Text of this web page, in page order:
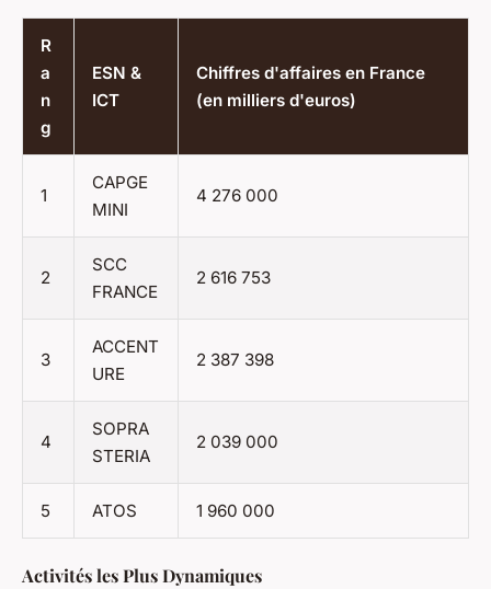
R
a
n
g
ESN &
ICT
Chiffres d'affaires en France
(en milliers d'euros)
1
CAPGE
MINI
4 276 000
2
SCC
FRANCE
2 616 753
3
ACCENT
URE
2 387 398
4
SOPRA
STERIA
2 039 000
5 ATOS 1 960 000
Activités les Plus Dynamiques